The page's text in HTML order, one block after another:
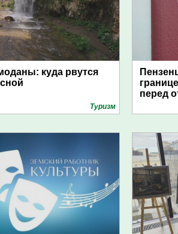
куда рвутся
Туризм
перед